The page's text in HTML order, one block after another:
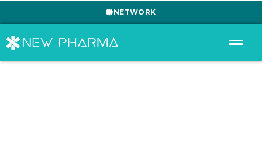
NETWORK